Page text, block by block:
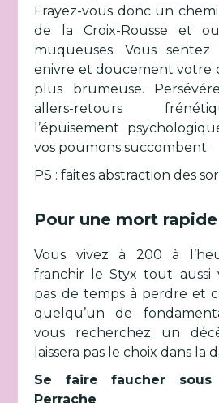
Frayez-vous donc un
de la Croix-Rousse et
muqueuses. Vous
enivre et doucement votre
plus brumeuse.
allers-retours
l’épuisement
vos poumons succombent.
PS : faites abstraction des
Pour une mort
Vous vivez à 200 à
franchir le Styx tout aussi
pas de temps à perdre et
quelqu’un de
vous recherchez un
laissera pas le choix dans la
Se faire faucher
Perrache